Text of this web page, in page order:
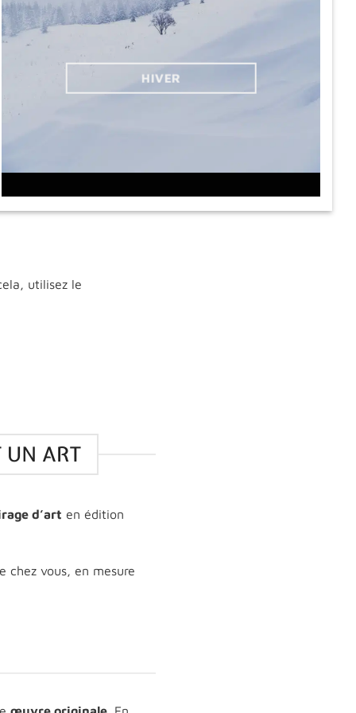
HIVER
utilisez le
UN ART
d’art en édition
chez vous, en mesure